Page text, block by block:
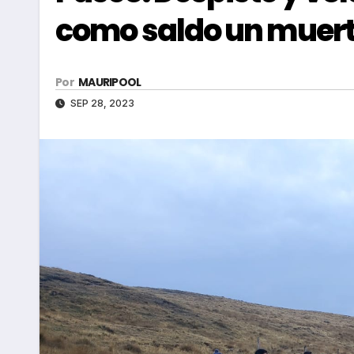
como saldo un
Por MAURIPOOL
SEP 28, 2023